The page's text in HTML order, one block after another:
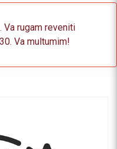
Va rugam reveniti
Va multumim!